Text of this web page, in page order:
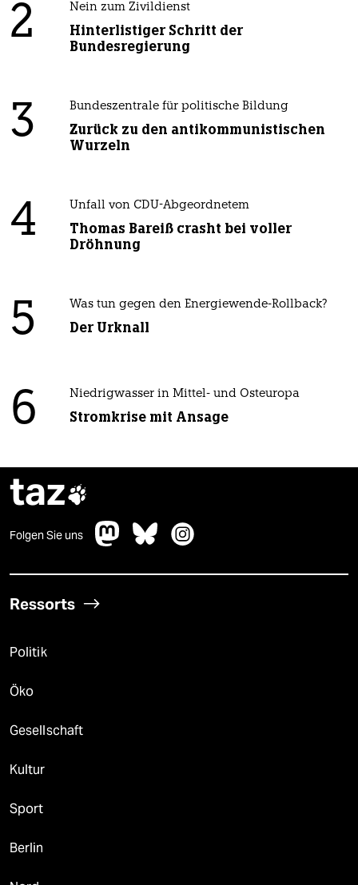
2 Nein zum Zivildienst
Hinterlistiger Schritt der
Bundesregierung
3 Bundeszentrale für politische Bildung
Zurück zu den antikommunistischen
Wurzeln
4 Unfall von CDU-Abgeordnetem
Thomas Bareiß crasht bei voller
Dröhnung
5 Was tun gegen den Energiewende-Rollback?
Der Urknall
6 Niedrigwasser in Mittel- und Osteuropa
Stromkrise mit Ansage
taz
Folgen Sie uns
Ressorts
Politik
Öko
Gesellschaft
Kultur
Sport
Berlin